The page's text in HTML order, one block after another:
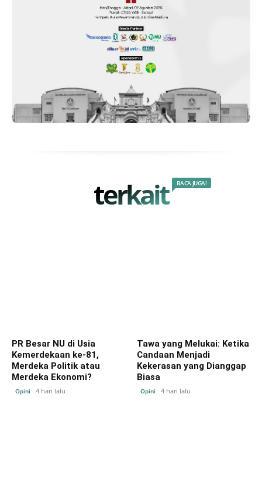
terkait BACA JUGA!
PR Besar NU di Usia
Kemerdekaan ke-81,
Merdeka Politik atau
Merdeka Ekonomi?
Opini 4 hari lalu
Tawa yang Melukai: Ketika
Candaan Menjadi
Kekerasan yang Dianggap
Biasa
Opini 4 hari lalu